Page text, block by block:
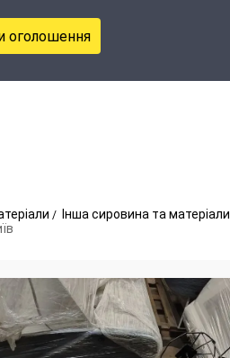
оголошення
Інша сировина та матеріали